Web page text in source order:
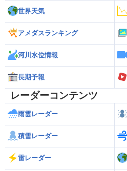
世界天気
アメダスランキング
河川水位情報
長期予報
レーダーコンテンツ
雨雲レーダー
積雪レーダー
雷レーダー